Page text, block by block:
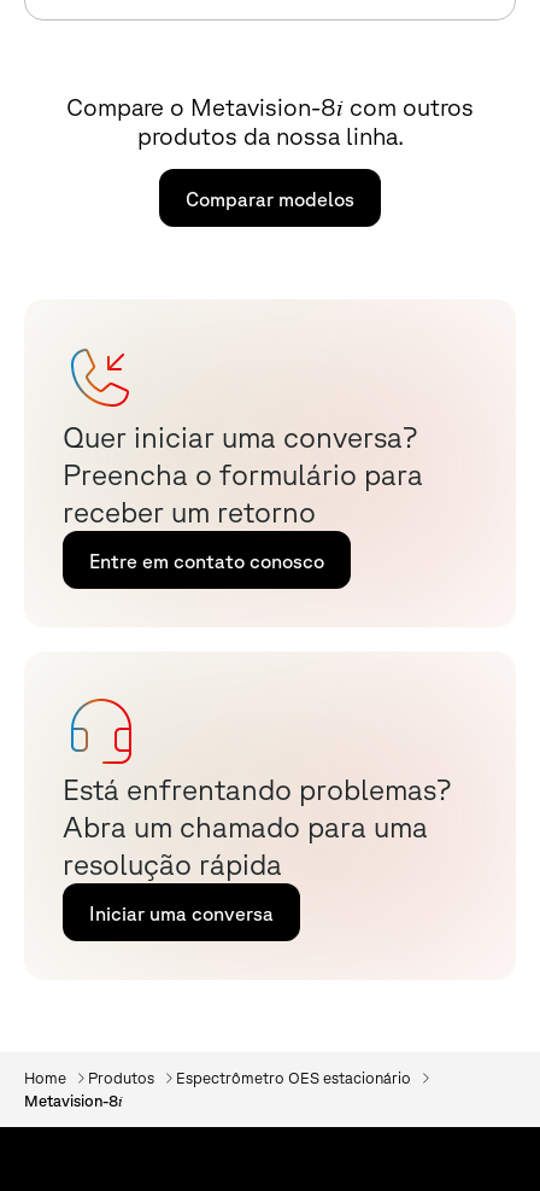
Compare o Metavision-8i com outros
produtos da nossa linha.
Comparar modelos
Quer iniciar uma conversa?
Preencha o formulário para
receber um retorno
Entre em contato conosco
Está enfrentando problemas?
Abra um chamado para uma
resolução rápida
Iniciar uma conversa
Home Produtos
Espectrômetro OES estacionário
Metavision-8i